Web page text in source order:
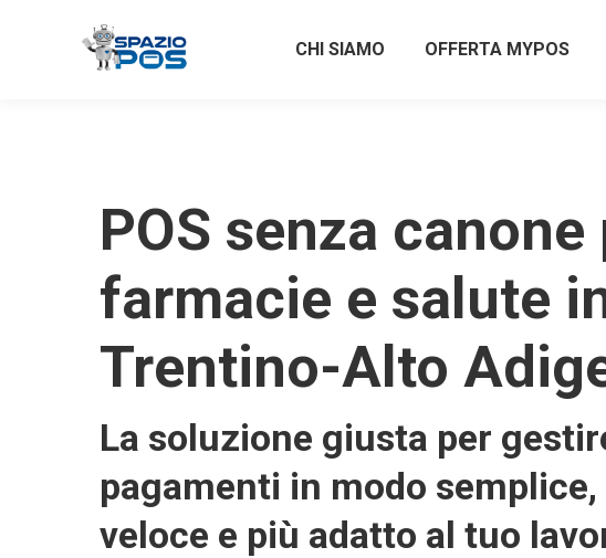
CHI SIAMO OFFERTA MYPOS
POS senza canone
farmacie e salute
Trentino-Alto
La soluzione giusta per
pagamenti in modo semplice,
veloce e più adatto al tuo